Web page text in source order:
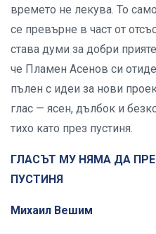
времето не лекува. То
се превърне в част от
става думи за добри
че Пламен Асенов си
пълен с идеи за нови
глас — ясен, дълбок и
тихо като през пустиня.
ГЛАСЪТ МУ НЯМА ДА
ПУСТИНЯ
Михаил Вешим